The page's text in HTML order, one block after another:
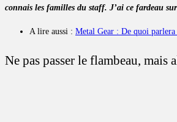
connais les familles du staff. J’ai ce fardeau sur
A lire aussi : Metal Gear : De quoi
Ne pas passer le flambeau, mais